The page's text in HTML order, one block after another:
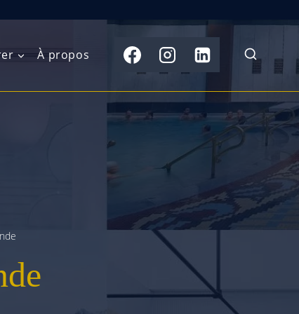
Asie centrale
Australasie
À propos